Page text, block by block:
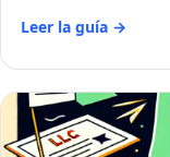
Leer la guía →